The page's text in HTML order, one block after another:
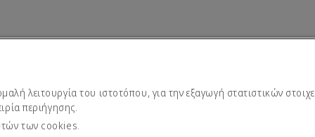
λειτουργία του ιστοτόπου, για την εξαγωγή στατιστικών
περιήγησης.
των cookies.